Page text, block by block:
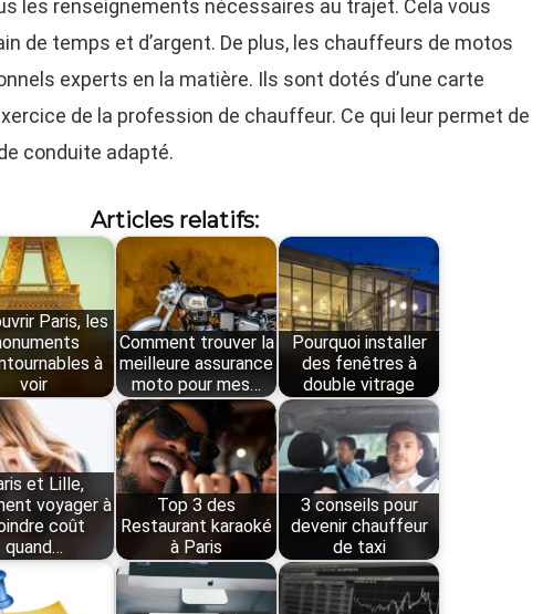
les renseignements nécessaires au trajet. Cela vous
de temps et d’argent. De plus, les chauffeurs de motos
experts en la matière. Ils sont dotés d’une carte
de la profession de chauffeur. Ce qui leur permet de
conduite adapté.
Articles relatifs:
Paris, les
à
voir
Comment trouver la
meilleure assurance
moto pour mes…
Pourquoi installer
des fenêtres à
double vitrage
et Lille,
voyager à
coût
quand…
Top 3 des
Restaurant karaoké
à Paris
3 conseils pour
devenir chauffeur
de taxi